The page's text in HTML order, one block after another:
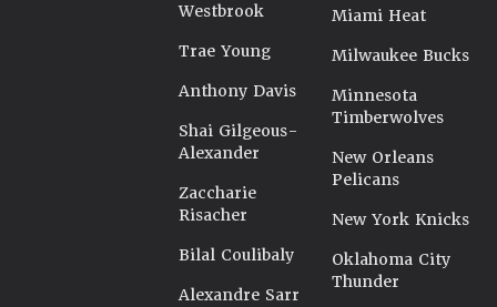
Westbrook
Trae Young
Anthony Davis
Shai Gilgeous-
Alexander
Zaccharie
Risacher
Bilal Coulibaly
Alexandre Sarr
Miami Heat
Milwaukee Bucks
Minnesota
Timberwolves
New Orleans
Pelicans
New York Knicks
Oklahoma City
Thunder